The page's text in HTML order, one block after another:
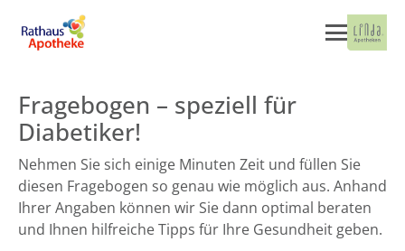
Fragebogen – speziell für
Diabetiker!
Nehmen Sie sich einige Minuten Zeit und füllen Sie
diesen Fragebogen so genau wie möglich aus. Anhand
Ihrer Angaben können wir Sie dann optimal beraten
und Ihnen hilfreiche Tipps für Ihre Gesundheit geben.